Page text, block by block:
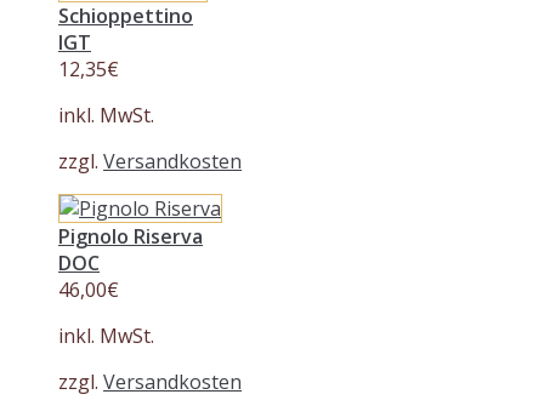
Schioppettino
IGT
12,35€
inkl. MwSt.
zzgl. Versandkosten
Pignolo Riserva
DOC
46,00€
inkl. MwSt.
zzgl. Versandkosten